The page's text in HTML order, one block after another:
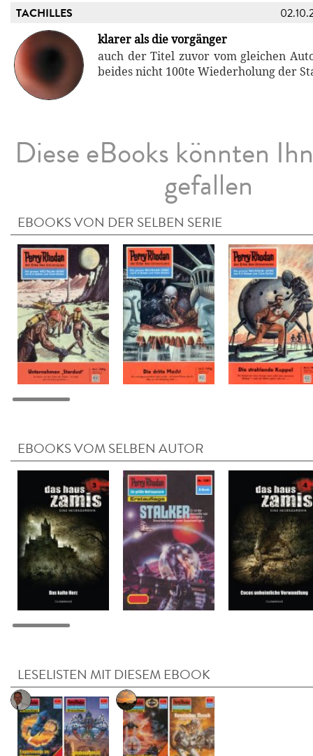
TACHILLES
klarer als die vorgänger
auch der Titel zuvor vom gleichen
beides nicht 100te Wiederholung der
Diese eBooks könnten
gefallen
EBOOKS VON DER SELBEN SERIE
EBOOKS VOM SELBEN AUTOR
LESELISTEN MIT DIESEM EBOOK